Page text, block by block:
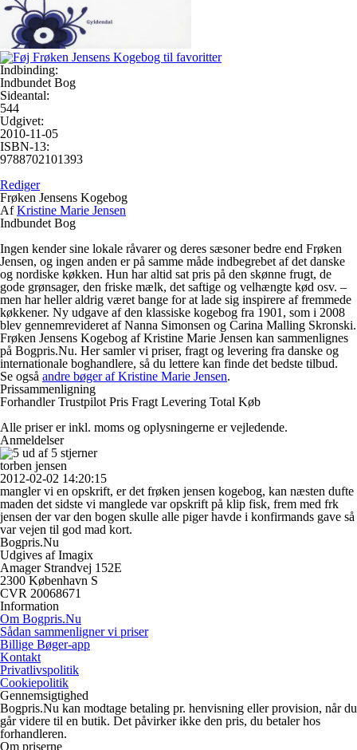
Indbinding:
Indbundet Bog
Sideantal:
544
Udgivet:
2010-11-05
ISBN-13:
9788702101393
Rediger
Frøken Jensens Kogebog
AfKristine Marie Jensen
Indbundet Bog
Ingen kender sine lokale råvarer og deres sæsoner bedre end Frøken
Jensen, og ingen anden er på samme måde indbegrebet af det danske
og nordiske køkken. Hun har altid sat pris på den skønne frugt, de
gode grønsager, den friske mælk, det saftige og velhængte kød osv. –
men har heller aldrig været bange for at lade sig inspirere af fremmede
køkkener. Ny udgave af den klassiske kogebog fra 1901, som i 2008
blev gennemrevideret af Nanna Simonsen og Carina Malling Skronski.
Frøken Jensens Kogebog af Kristine Marie Jensen kan sammenlignes
på Bogpris.Nu. Her samler vi priser, fragt og levering fra danske og
internationale boghandlere, så du lettere kan finde det bedste tilbud.
Se også andre bøger af Kristine Marie Jensen.
Prissammenligning
Forhandler Trustpilot Pris Fragt Levering Total Køb
Alle priser er inkl. moms og oplysningerne er vejledende.
Anmeldelser
torben jensen
2012-02-02 14:20:15
mangler vi en opskrift, er det frøken jensen kogebog, kan næsten dufte
maden det sidste vi manglede var opskrift på klip fisk, frem med frk
jensen der var den bogen skulle alle piger havde i konfirmands gave så
var vejen til god mad kort.
Bogpris.Nu
Udgives af Imagix
Amager Strandvej 152E
2300 København S
CVR 20068671
Information
Om Bogpris.Nu
Sådan sammenligner vi priser
Billige Bøger-app
Kontakt
Privatlivspolitik
Cookiepolitik
Gennemsigtighed
Bogpris.Nu kan modtage betaling pr. henvisning eller provision, når du
går videre til en butik. Det påvirker ikke den pris, du betaler hos
forhandleren.
Om priserne